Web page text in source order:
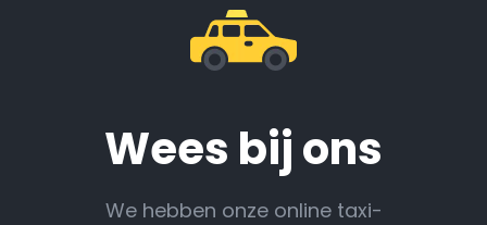
Wees bij ons
We hebben onze online taxi-